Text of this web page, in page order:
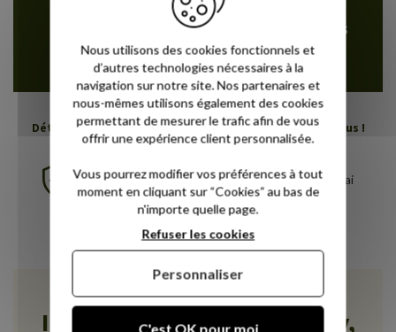
Facilitez vos achats avec le 4 fois sans
frais par Paypal
Détendez-vous profondément, Novoly s'occupe de vous !
Garantie 5 ans 30 nuits d'essai
Ils ont aimé leur nuit Novoly,
Nous utilisons des cookies fonctionnels et
d’autres technologies nécessaires à la
navigation sur notre site. Nos partenaires et
nous-mêmes utilisons également des cookies
permettant de mesurer le trafic afin de vous
offrir une expérience client personnalisée.
Vous pourrez modifier vos préférences à tout
moment en cliquant sur “Cookies” au bas de
n'importe quelle page.
C'est OK pour moi
Refuser les cookies
Personnaliser